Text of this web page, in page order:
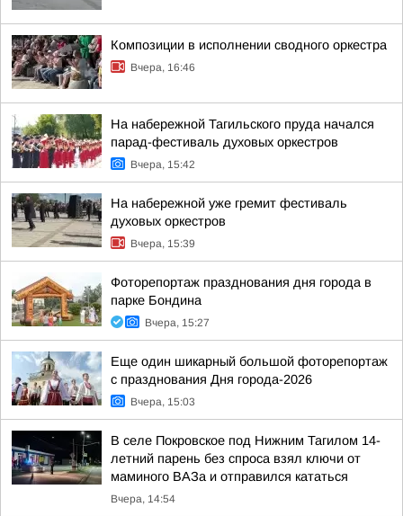
Композиции в исполнении сводного оркестра
Вчера, 16:46
На набережной Тагильского пруда начался
парад-фестиваль духовых оркестров
Вчера, 15:42
На набережной уже гремит фестиваль
духовых оркестров
Вчера, 15:39
Фоторепортаж празднования дня города в
парке Бондина
Вчера, 15:27
Еще один шикарный большой фоторепортаж
с празднования Дня города-2026
Вчера, 15:03
В селе Покровское под Нижним Тагилом 14-
летний парень без спроса взял ключи от
маминого ВАЗа и отправился кататься
Вчера, 14:54